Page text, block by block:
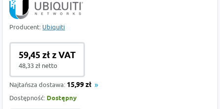
Producent: Ubiquiti
59,45 zł z VAT
48,33 zł netto
Najtańsza dostawa: 15,99 zł
Dostępność: Dostępny